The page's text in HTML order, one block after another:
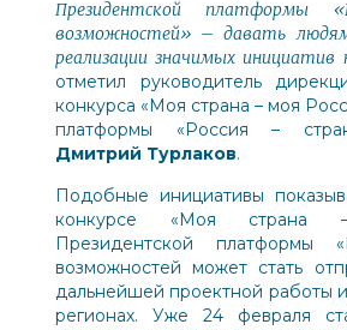
Президентской платформы
возможностей» – давать
реализации значимых инициатив
отметил руководитель
конкурса «Моя страна – моя
платформы «Россия –
Дмитрий Турлаков.
Подобные инициативы
конкурсе «Моя страна
Президентской платформы
возможностей может стать
дальнейшей проектной работы
регионах. Уже 24 февраля